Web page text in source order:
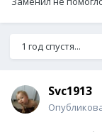
1 год спустя...
Svc1913